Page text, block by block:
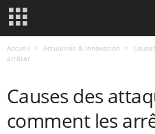
Accueil Actualités & Innovation
arrêter
Causes des
comment les